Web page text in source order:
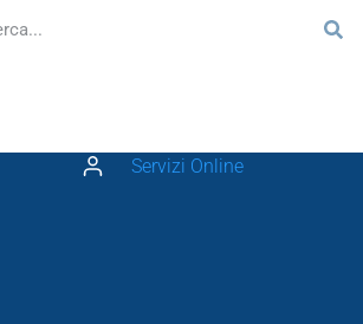
Servizi Online